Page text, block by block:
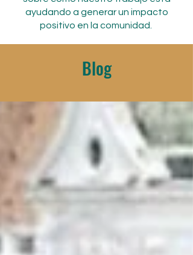
ayudando a generar un impacto
positivo en la comunidad.
Blog